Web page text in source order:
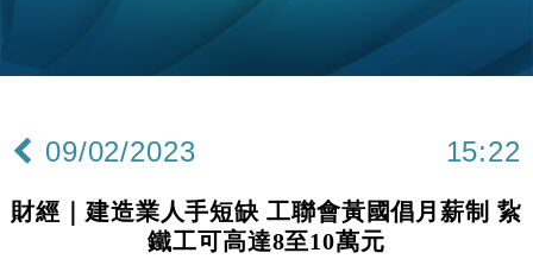
財經｜韓股反覆波動收跌 連挫7周創逾3年最長跌勢
12:44
財經｜日本春季三度入市撐日圓 4月單日斥6.28萬億
11:12
國際｜特朗普料美伊戰事快結束 承認部分彈藥庫存緊
09/02/2023 15:22
財經｜建造業人手短缺 工聯會黃國倡月薪制 紥
鐵工可高達8至10萬元